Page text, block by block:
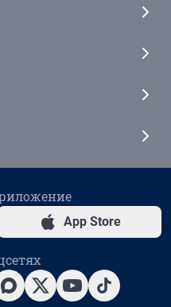
App Store